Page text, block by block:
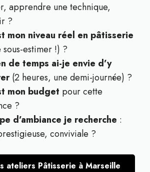
apprendre une technique,
?
mon niveau réel en pâtisserie
sous-estimer !) ?
de temps ai-je envie d’y
(2 heures, une demi-journée) ?
mon budget pour cette
?
d’ambiance je recherche :
conviviale ?
ateliers Pâtisserie à Marseille